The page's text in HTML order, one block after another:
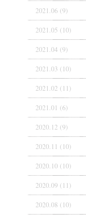
2021.06 (9)
2021.05 (10)
2021.04 (9)
2021.03 (10)
2021.02 (11)
2021.01 (6)
2020.12 (9)
2020.11 (10)
2020.10 (10)
2020.09 (11)
2020.08 (10)